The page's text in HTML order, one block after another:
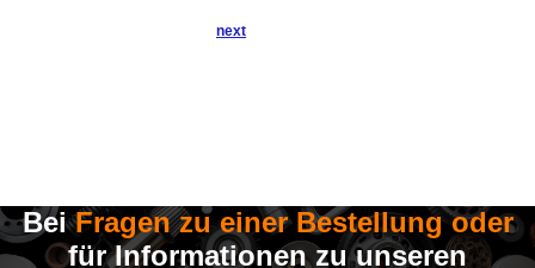
next
BeiFragen zu einer Bestellung oder
für Informationen zu unseren